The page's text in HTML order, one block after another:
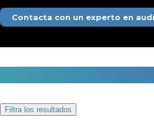
Contacta con un experto en
10 centros auditivos
Filtra los resultados